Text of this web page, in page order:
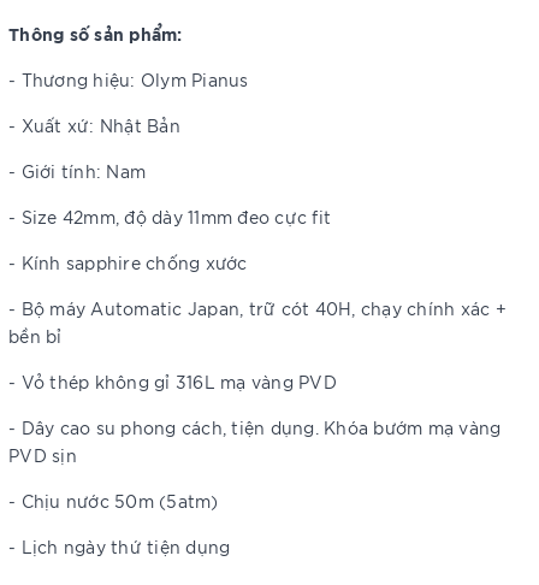
Thông số sản phẩm:
- Thương hiệu: Olym Pianus
- Xuất xứ: Nhật Bản
- Giới tính: Nam
- Size 42mm, độ dày 11mm đeo cực fit
- Kính sapphire chống xước
- Bộ máy Automatic Japan, trữ cót 40H, chạy chính xác +
bền bỉ
- Vỏ thép không gỉ 316L mạ vàng PVD
- Dây cao su phong cách, tiện dụng. Khóa bướm mạ vàng
PVD sịn
- Chịu nước 50m (5atm)
- Lịch ngày thứ tiện dụng